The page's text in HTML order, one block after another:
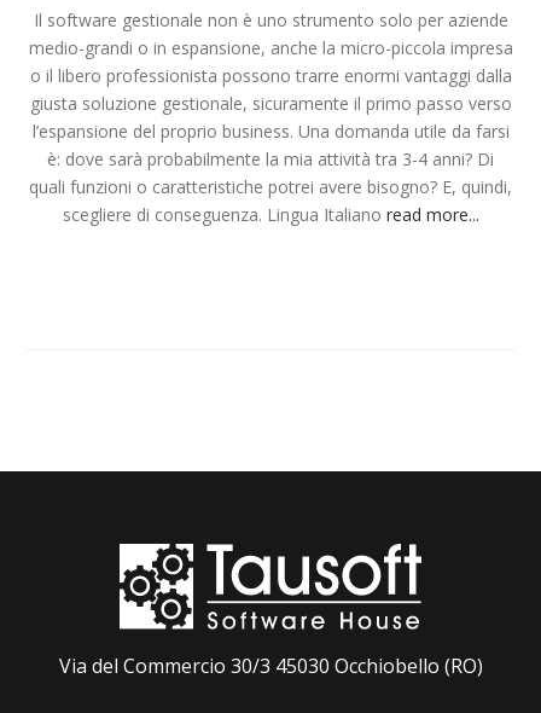
Il software gestionale non è uno strumento solo per aziende
medio-grandi o in espansione, anche la micro-piccola impresa
o il libero professionista possono trarre enormi vantaggi dalla
giusta soluzione gestionale, sicuramente il primo passo verso
l’espansione del proprio business. Una domanda utile da farsi
è: dove sarà probabilmente la mia attività tra 3-4 anni? Di
quali funzioni o caratteristiche potrei avere bisogno? E, quindi,
scegliere di conseguenza. Lingua Italiano read more...
Via del Commercio 30/3 45030 Occhiobello (RO)